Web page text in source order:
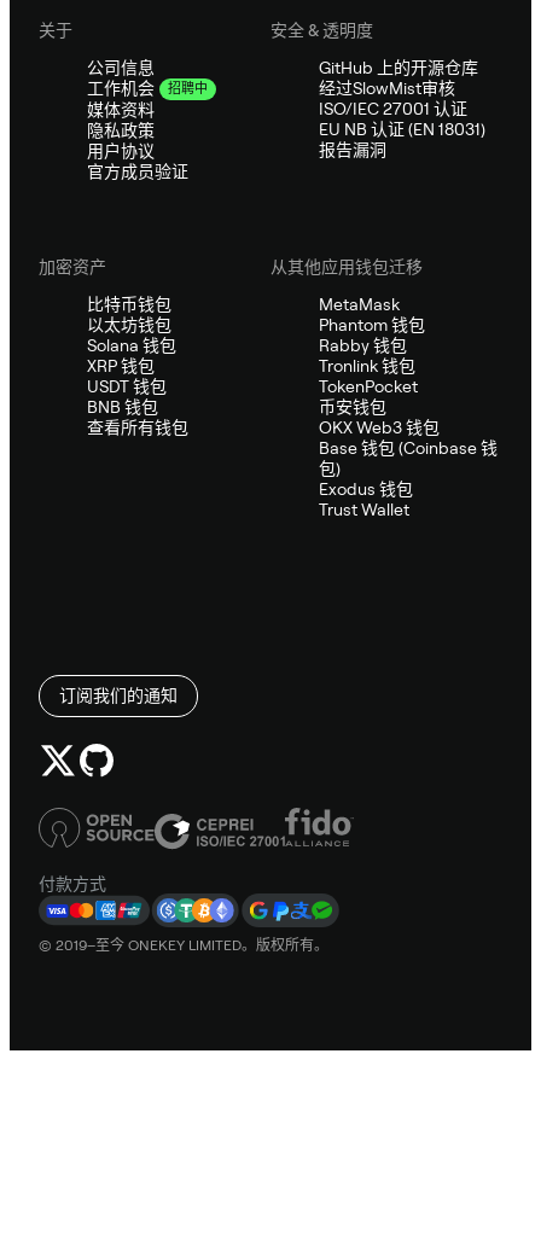
关于
公司信息
工作机会
招聘中
媒体资料
隐私政策
用户协议
官方成员验证
安全 & 透明度
GitHub 上的开源仓库
经过SlowMist审核
ISO/IEC 27001 认证
EU NB 认证 (EN 18031)
报告漏洞
加密资产
比特币钱包
以太坊钱包
Solana 钱包
XRP 钱包
USDT 钱包
BNB 钱包
查看所有钱包
从其他应用钱包迁移
MetaMask
Phantom 钱包
Rabby 钱包
Tronlink 钱包
TokenPocket
币安钱包
OKX Web3 钱包
Base 钱包 (Coinbase 钱
包)
Exodus 钱包
Trust Wallet
订阅我们的通知
付款方式
© 2019–至今 ONEKEY LIMITED。版权所有。